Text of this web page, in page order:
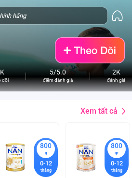
dõi
5/5.0
điểm đánh giá
2K
đánh giá
Xem tất cả
800
g
0-12
tháng
800
gr
0-12
tháng